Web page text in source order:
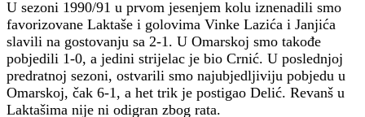
U sezoni 1990/91 u prvom jesenjem kolu iznenadili smo
favorizovane Laktaše i golovima Vinke Lazića i Janjića
slavili na gostovanju sa 2-1. U Omarskoj smo takođe
pobjedili 1-0, a jedini strijelac je bio Crnić. U poslednjoj
predratnoj sezoni, ostvarili smo najubjedljiviju pobjedu u
Omarskoj, čak 6-1, a het trik je postigao Delić. Revanš u
Laktašima nije ni odigran zbog rata.